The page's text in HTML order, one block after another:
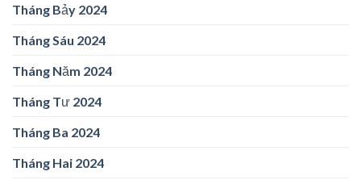
Tháng Bảy 2024
Tháng Sáu 2024
Tháng Năm 2024
Tháng Tư 2024
Tháng Ba 2024
Tháng Hai 2024